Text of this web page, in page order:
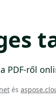
PDF-ről
és